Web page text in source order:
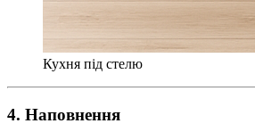
Кухня під стелю
4. Наповнення